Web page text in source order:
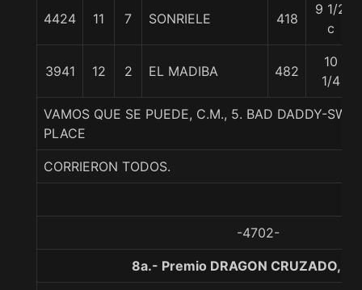
4424 11 7 SONRIELE 418
9 1/2
c
3941 12 2 EL MADIBA 482
10
1/4
VAMOS QUE SE PUEDE, C.M., 5. BAD DADDY-
PLACE
CORRIERON TODOS.
-4702-
8a.- Premio DRAGON CRUZADO,